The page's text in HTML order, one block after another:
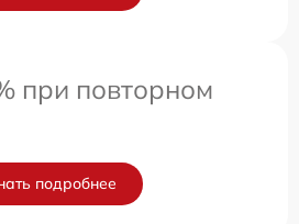
при повторном
подробнее